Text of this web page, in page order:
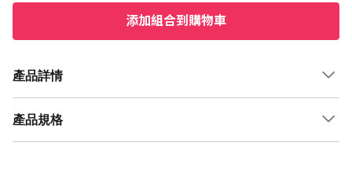
添加組合到購物車
產品詳情
產品規格